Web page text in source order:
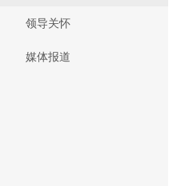
领导关怀
媒体报道